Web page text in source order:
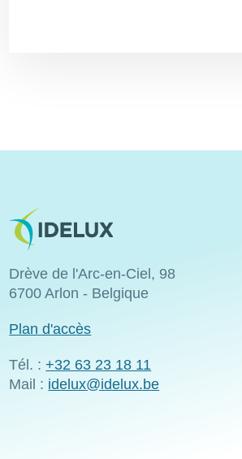
Image
Drève de l'Arc-en-Ciel, 98
6700 Arlon - Belgique
Plan d'accès
Tél. :+32 63 23 18 11
Mail : idelux@idelux.be